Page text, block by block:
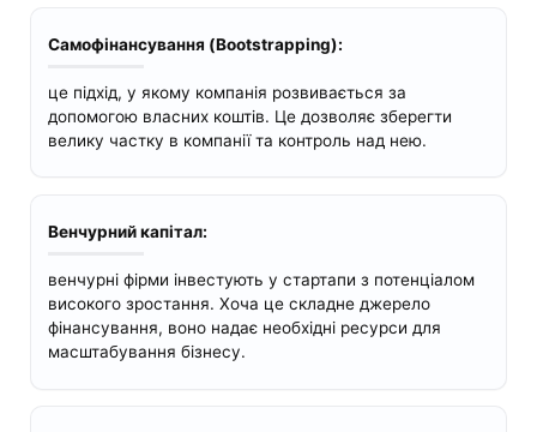
Самофінансування (Bootstrapping):
це підхід, у якому компанія розвивається за
допомогою власних коштів. Це дозволяє зберегти
велику частку в компанії та контроль над нею.
Венчурний капітал:
венчурні фірми інвестують у стартапи з потенціалом
високого зростання. Хоча це складне джерело
фінансування, воно надає необхідні ресурси для
масштабування бізнесу.